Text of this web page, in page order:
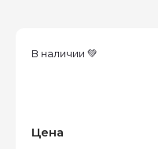
В наличии 💚
Цена